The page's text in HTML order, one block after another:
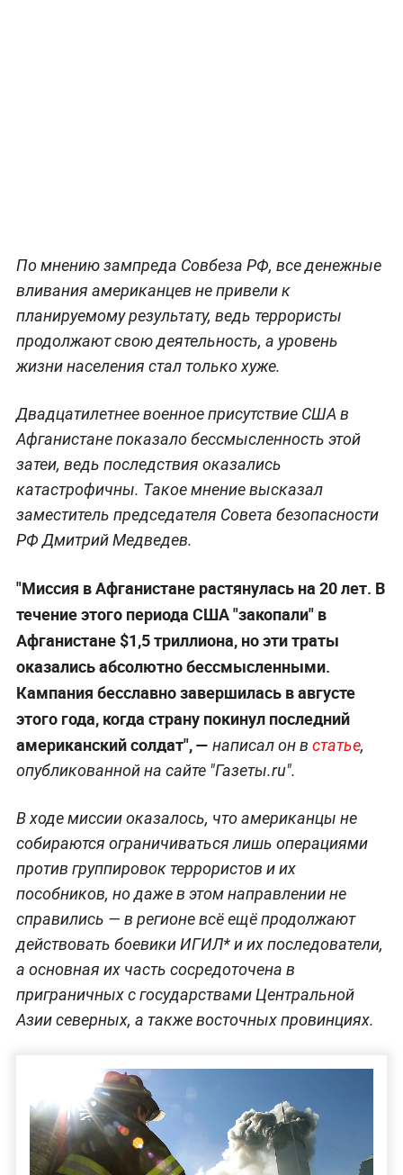
Фото © Twitter /Дмитрий Медведев
По мнению зампреда Совбеза РФ, все денежные
вливания американцев не привели к
планируемому результату, ведь террористы
продолжают свою деятельность, а уровень
жизни населения стал только хуже.
Двадцатилетнее военное присутствие США в
Афганистане показало бессмысленность этой
катастрофичны. Такое мнение высказал
заместитель председателя Совета безопасности
РФ Дмитрий Медведев.
"Миссия в Афганистане растянулась на 20 лет. В
течение этого периода США "закопали" в
Афганистане $1,5 триллиона, но эти траты
Кампания бесславно завершилась в августе
этого года, когда страну покинул последний
американский солдат", — написал он встатье
опубликованной на сайте "Газеты.ru".